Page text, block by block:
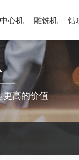
心机 雕铣机 钻
更高的价值